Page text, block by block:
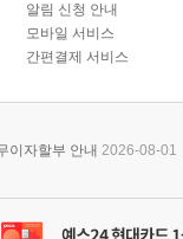
알림 신청 안내
모바일 서비스
간편결제 서비스
이자할부 안내 2026-08-01